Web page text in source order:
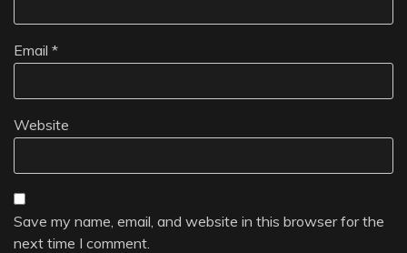
Email *
Website
Save my name, email, and website in this browser for the
next time I comment.